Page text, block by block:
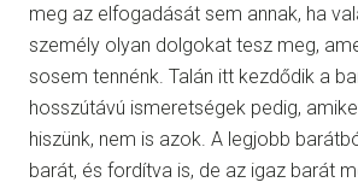
meg az elfogadását sem annak, ha
személy olyan dolgokat tesz meg,
sosem tennénk. Talán itt kezdődik a
hosszútávú ismeretségek pedig,
hiszünk, nem is azok. A legjobb
barát, és fordítva is, de az igaz barát